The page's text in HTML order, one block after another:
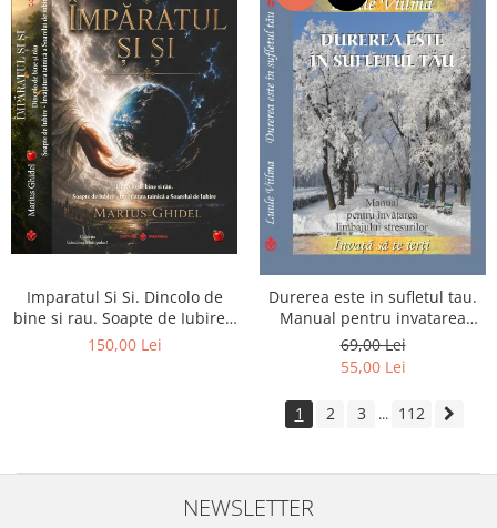
Imparatul Si Si. Dincolo de
bine si rau. Soapte de Iubire -
Invatatura tainica a Soarelui
150,00 Lei
Durerea este in sufletul tau.
Manual pentru invatarea
limbajului stresurilor Seria
Invata sa te Ierti Luule Viilma
69,00 Lei
55,00 Lei
1 2 3 ... 112
NEWSLETTER